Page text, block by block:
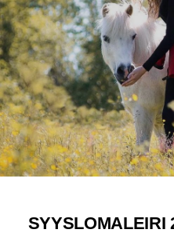
SYYSLOMALEIRI